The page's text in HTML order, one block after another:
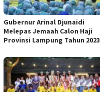
Gubernur Arinal Djunaidi
Melepas Jemaah Calon Haji
Provinsi Lampung Tahun 2023